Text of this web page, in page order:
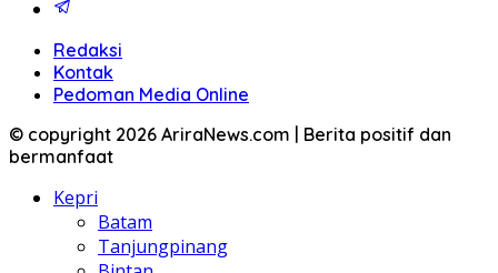
Redaksi
Kontak
Pedoman Media Online
© copyright 2026 AriraNews.com | Berita positif dan
bermanfaat
Kepri
Batam
Tanjungpinang